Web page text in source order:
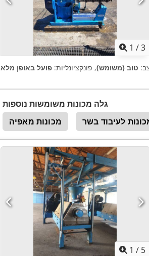
1 /3
טוב (משומש), פונקציונליות: פועל באופן מלא
גלה מכונות משומשות נוספות
מכונות מאפיה
לעיבוד בשר
1 / 5